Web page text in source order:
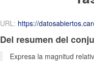
URL: https://
Del resumen del
Expresa la magnitud